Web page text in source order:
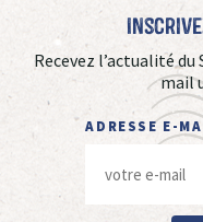
Recevez l’actualité
mail
ADRESSE E-